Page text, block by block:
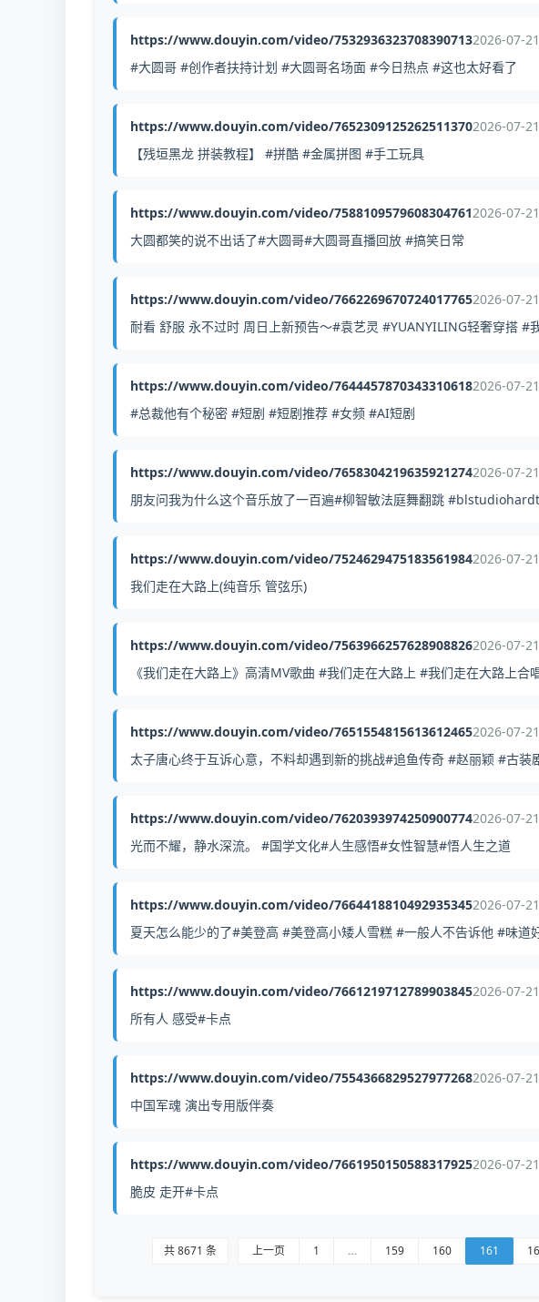
https://www.douyin.com/video/75329363237083907132026-07-
#大圆哥 #创作者扶持计划 #大圆哥名场面 #今日热点 #这也太好看了
https://www.douyin.com/video/76523091252625113702026-07-
【残垣黑龙 拼装教程】 #拼酷 #金属拼图 #手工玩具
https://www.douyin.com/video/75881095796083047612026-07-
大圆都笑的说不出话了#大圆哥#大圆哥直播回放 #搞笑日常
https://www.douyin.com/video/76622696707240177652026-07-
耐看 舒服 永不过时 周日上新预告～#袁艺灵 #YUANYILING轻奢穿搭 #
https://www.douyin.com/video/76444578703433106182026-07-
#总裁他有个秘密 #短剧 #短剧推荐 #女频 #AI短剧
https://www.douyin.com/video/76583042196359212742026-07-
朋友问我为什么这个音乐放了一百遍#柳智敏法庭舞翻跳
https://www.douyin.com/video/75246294751835619842026-07-
我们走在大路上(纯音乐 管弦乐)
https://www.douyin.com/video/75639662576289088262026-07-
《我们走在大路上》高清MV歌曲 #我们走在大路上 #我们走在大路上
https://www.douyin.com/video/76515548156136124652026-07-
太子唐心终于互诉心意，不料却遇到新的挑战#追鱼传奇 #赵丽颖 #古装
https://www.douyin.com/video/76203939742509007742026-07-
光而不耀，静水深流。 #国学文化#人生感悟#女性智慧#悟人生之道
https://www.douyin.com/video/76644188104929353452026-07-
夏天怎么能少的了#美登高 #美登高小矮人雪糕 #一般人不告诉他 #味道
https://www.douyin.com/video/76612197127899038452026-07-
所有人 感受#卡点
https://www.douyin.com/video/75543668295279772682026-07-
中国军魂 演出专用版伴奏
https://www.douyin.com/video/76619501505883179252026-07-
脆皮 走开#卡点
共 8671 条 上一页 1 … 159 160 161